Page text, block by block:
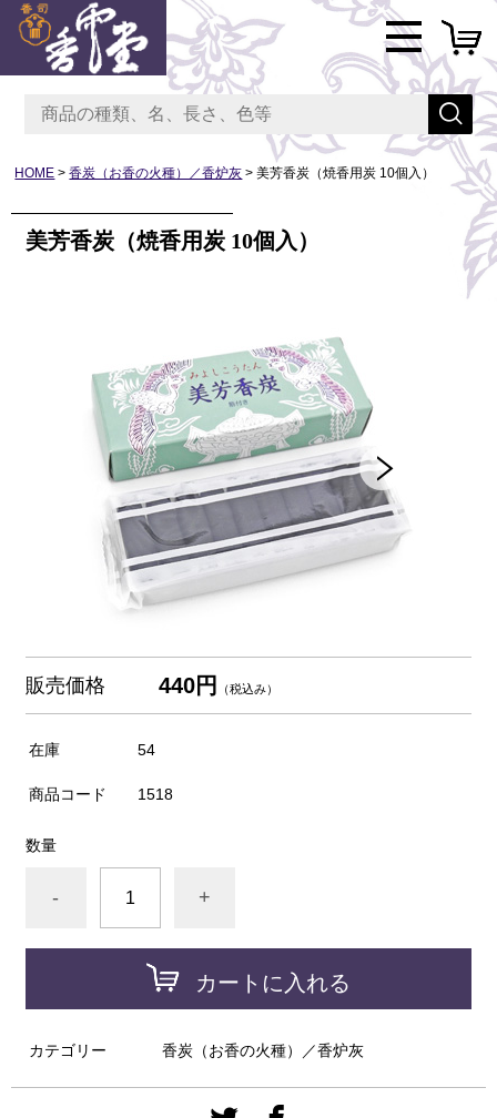
HOME 香炭（お香の火種）／香炉灰 美芳香炭（焼香用炭 10個入）
美芳香炭（焼香用炭 10個入）
販売価格 440円 （税込み）
在庫 54
商品コード 1518
数量
- +
カートに入れる
カテゴリー 香炭（お香の火種）／香炉灰